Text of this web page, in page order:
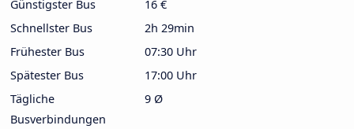
Günstigster Bus
16 €
Schnellster Bus
2h 29min
Frühester Bus
07:30 Uhr
Spätester Bus
17:00 Uhr
Tägliche
Busverbindungen
9 Ø